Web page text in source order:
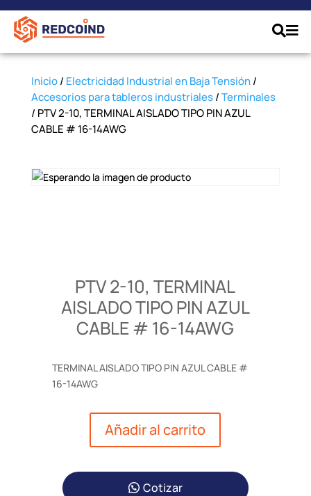
Inicio/ Electricidad Industrial en Baja Tensión/
Accesorios para tableros industriales/Terminales
/ PTV 2-10, TERMINAL AISLADO TIPO PIN AZUL
CABLE # 16-14AWG
PTV 2-10, TERMINAL
AISLADO TIPO PIN AZUL
CABLE # 16-14AWG
TERMINAL AISLADO TIPO PIN AZUL CABLE #
16-14AWG
Añadir al carrito
Cotizar